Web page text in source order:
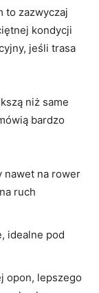
to zazwyczaj
kondycji
jeśli trasa
niż same
bardzo
nawet na rower
ruch
idealne pod
opon, lepszego